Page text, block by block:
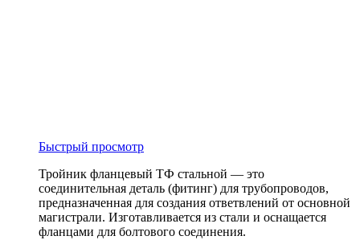
Быстрый просмотр
Тройник фланцевый ТФ стальной — это
соединительная деталь (фитинг) для трубопроводов,
предназначенная для создания ответвлений от основной
магистрали. Изготавливается из стали и оснащается
фланцами для болтового соединения.